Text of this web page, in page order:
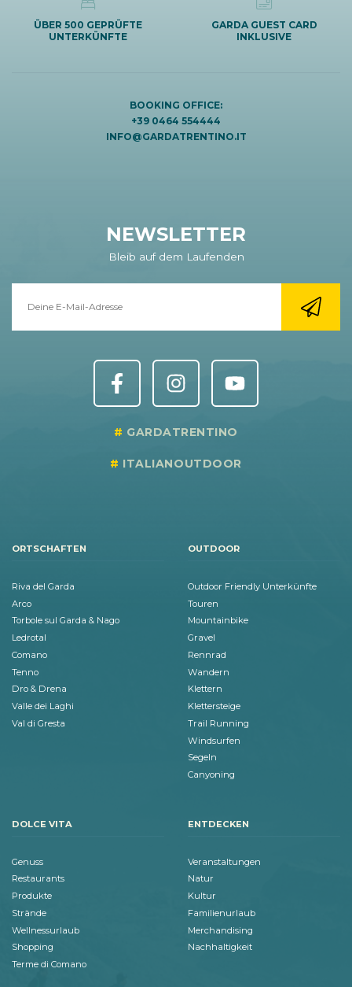
ÜBER 500 GEPRÜFTE
UNTERKÜNFTE
GARDA GUEST CARD
INKLUSIVE
BOOKING OFFICE:
+39 0464 554444
INFO@GARDATRENTINO.IT
NEWSLETTER
Bleib auf dem Laufenden
GARDATRENTINO
ITALIANOUTDOOR
ORTSCHAFTEN
Riva del Garda
Arco
Torbole sul Garda & Nago
Ledrotal
Comano
Tenno
Dro & Drena
Valle dei Laghi
Val di Gresta
OUTDOOR
Outdoor Friendly Unterkünfte
Touren
Mountainbike
Gravel
Rennrad
Wandern
Klettern
Klettersteige
Trail Running
Windsurfen
Segeln
Canyoning
DOLCE VITA
Genuss
Restaurants
Produkte
Strände
Wellnessurlaub
Shopping
Terme di Comano
ENTDECKEN
Veranstaltungen
Natur
Kultur
Familienurlaub
Merchandising
Nachhaltigkeit